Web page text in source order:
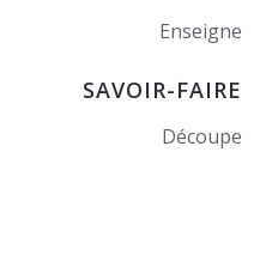
Enseigne
SAVOIR-FAIRE
Découpe